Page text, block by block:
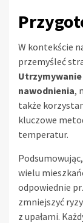
W kontekście
przemyśleć
nawodnienia,
także
kluczowe
temperatur.
wielu
odpowiednie
zmniejszyć
z upałami.